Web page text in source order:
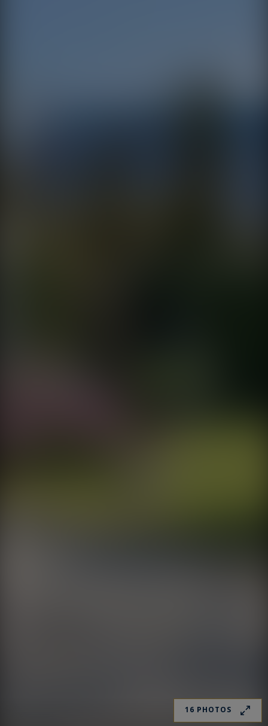
16 PHOTOS